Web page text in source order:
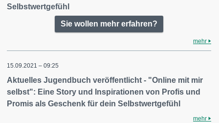
Selbstwertgefühl
Sie wollen mehr erfahren?
mehr
15.09.2021 – 09:25
Aktuelles Jugendbuch veröffentlicht - "Online mit mir
selbst": Eine Story und Inspirationen von Profis und
Promis als Geschenk für dein Selbstwertgefühl
mehr